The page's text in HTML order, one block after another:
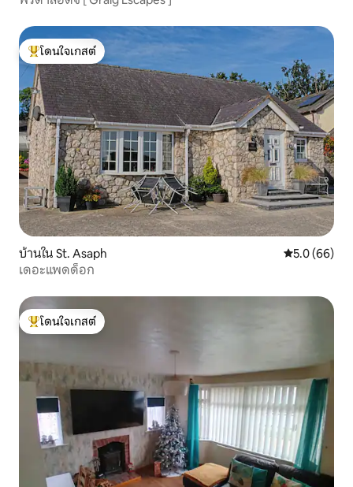
โดนใจเกสต์ที่สุด
โดนใจเกสต์
บ้านใน St. Asaph คะแนนเฉลี่ย
5.0 (66)
เดอะแพดด็อก
โดนใจเกสต์ที่สุด
โดนใจเกสต์